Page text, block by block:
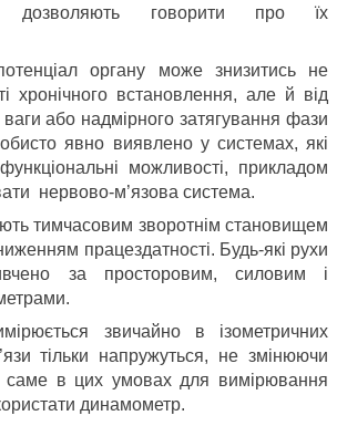
дозволяють говорити про їх
органу може знизитись не
хронічного встановлення, але й від
або надмірного затягування фази
явно виявлено у системах, які
можливості, прикладом
нервово-м’язова система.
тимчасовим зворотнім становищем
працездатності. Будь-які рухи
за просторовим, силовим і
звичайно в ізометричних
тільки напружуться, не змінюючи
саме в цих умовах для вимірювання
динамометр.